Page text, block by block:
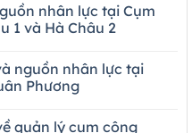
nhân lực tại Cụm
1 và Hà Châu 2
nguồn nhân lực tại
Phương
quản lý cụm công